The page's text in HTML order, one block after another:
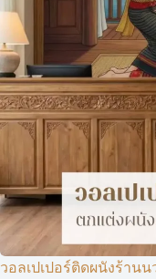
วอลเปเปอร์ติดผนังร้าน